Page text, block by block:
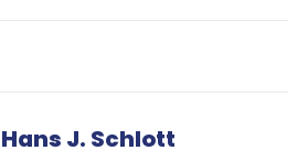
Hans J. Schlott